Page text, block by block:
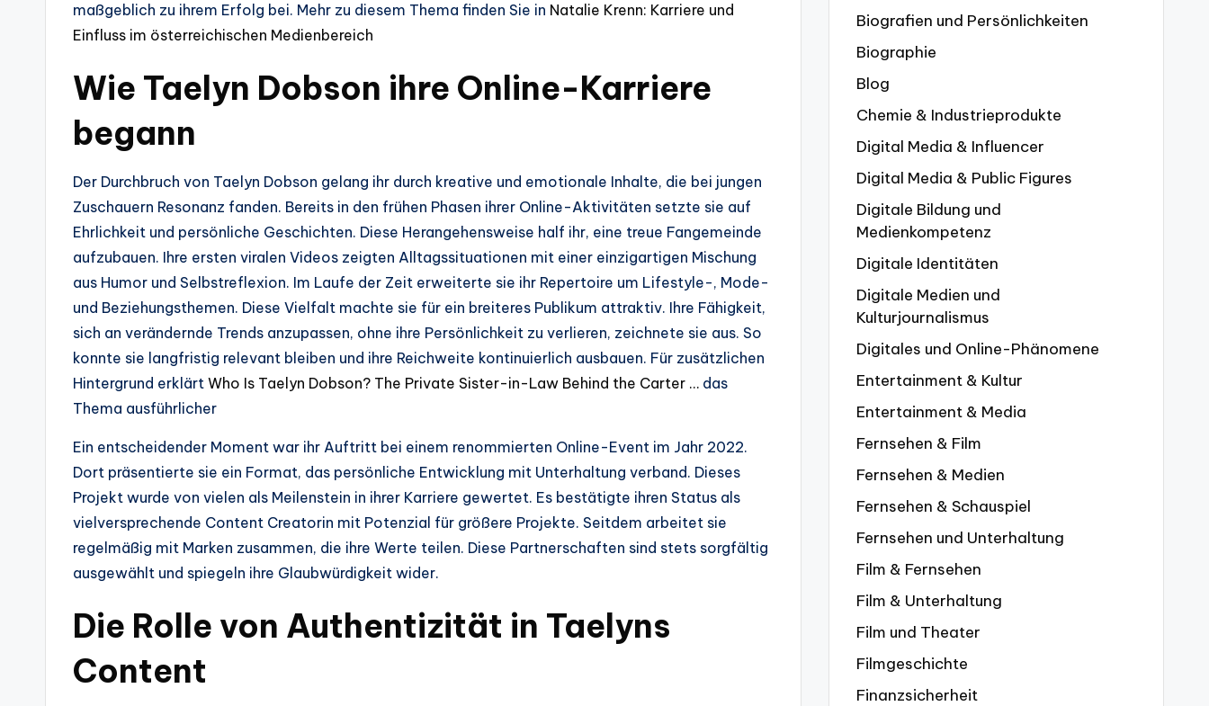
maßgeblich zu ihrem Erfolg bei. Mehr zu diesem Thema finden Sie in Natalie Krenn: Karriere und
Einfluss im österreichischen Medienbereich
Wie Taelyn Dobson ihre Online-Karriere
begann
Der Durchbruch von Taelyn Dobson gelang ihr durch kreative und emotionale Inhalte, die bei jungen
Zuschauern Resonanz fanden. Bereits in den frühen Phasen ihrer Online-Aktivitäten setzte sie auf
Ehrlichkeit und persönliche Geschichten. Diese Herangehensweise half ihr, eine treue Fangemeinde
aufzubauen. Ihre ersten viralen Videos zeigten Alltagssituationen mit einer einzigartigen Mischung
aus Humor und Selbstreflexion. Im Laufe der Zeit erweiterte sie ihr Repertoire um Lifestyle-, Mode-
und Beziehungsthemen. Diese Vielfalt machte sie für ein breiteres Publikum attraktiv. Ihre Fähigkeit,
sich an verändernde Trends anzupassen, ohne ihre Persönlichkeit zu verlieren, zeichnete sie aus. So
konnte sie langfristig relevant bleiben und ihre Reichweite kontinuierlich ausbauen. Für zusätzlichen
Hintergrund erklärt Who Is Taelyn Dobson? The Private Sister-in-Law Behind the Carter … das
Thema ausführlicher
Ein entscheidender Moment war ihr Auftritt bei einem renommierten Online-Event im Jahr 2022.
Dort präsentierte sie ein Format, das persönliche Entwicklung mit Unterhaltung verband. Dieses
Projekt wurde von vielen als Meilenstein in ihrer Karriere gewertet. Es bestätigte ihren Status als
vielversprechende Content Creatorin mit Potenzial für größere Projekte. Seitdem arbeitet sie
regelmäßig mit Marken zusammen, die ihre Werte teilen. Diese Partnerschaften sind stets sorgfältig
ausgewählt und spiegeln ihre Glaubwürdigkeit wider.
Die Rolle von Authentizität in Taelyns
Content
Biografien und Persönlichkeiten
Biographie
Blog
Chemie & Industrieprodukte
Digital Media & Influencer
Digital Media & Public Figures
Digitale Bildung und
Medienkompetenz
Digitale Identitäten
Digitale Medien und
Kulturjournalismus
Digitales und Online-Phänomene
Entertainment & Kultur
Entertainment & Media
Fernsehen & Film
Fernsehen & Medien
Fernsehen & Schauspiel
Fernsehen und Unterhaltung
Film & Fernsehen
Film & Unterhaltung
Film und Theater
Filmgeschichte
Finanzsicherheit